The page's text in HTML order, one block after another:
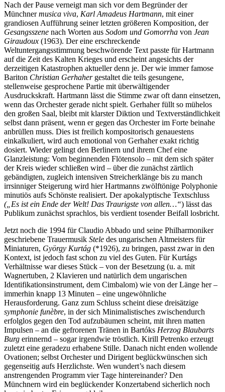
Nach der Pause verneigt man sich vor dem Begründer der
Münchnermusica viva, Karl Amadeus Hartmann, mit einer
grandiosen Aufführung seiner letzten größeren Komposition, der
Gesangsszene nach Worten aus Sodom und Gomorrha von Jean
Giraudoux (1963). Der eine erschreckende
Weltuntergangsstimmung beschwörende Text passte für Hartmann
auf die Zeit des Kalten Krieges und erscheint angesichts der
derzeitigen Katastrophen aktueller denn je. Der wie immer famose
Bariton Christian Gerhahergestaltet die teils gesungene,
stellenweise gesprochene Partie mit überwältigender
Ausdruckskraft. Hartmann lässt die Stimme zwar oft dann einsetzen,
wenn das Orchester gerade nicht spielt. Gerhaher füllt so mühelos
den großen Saal, bleibt mit klarster Diktion und Textverständlichkeit
selbst dann präsent, wenn er gegen das Orchester im Forte beinahe
anbrüllen muss. Dies ist freilich kompositorisch genauestens
einkalkuliert, wird auch emotional von Gerhaher exakt richtig
dosiert. Wieder gelingt den Berlinern und ihrem Chef eine
Glanzleistung: Vom beginnenden Flötensolo – mit dem sich später
der Kreis wieder schließen wird – über die zunächst zärtlich
gebändigten, zugleich intensiven Streicherklänge bis zu manch
irrsinniger Steigerung wird hier Hartmanns zwölftönige Polyphonie
minutiös aufs Schönste realisiert. Der apokalyptische Textschluss
(„Es ist ein Ende der Welt! Das Traurigste von allen…“) lässt das
Publikum zunächst sprachlos, bis verdient tosender Beifall losbricht.
Jetzt noch die 1994 für Claudio Abbado und seine Philharmoniker
geschriebene Trauermusik Stele des ungarischen Altmeisters für
Miniaturen, György Kurtág (*1926), zu bringen, passt zwar in den
Kontext, ist jedoch fast schon zu viel des Guten. Für Kurtágs
Verhältnisse war dieses Stück – von der Besetzung (u. a. mit
Wagnertuben, 2 Klavieren und natürlich dem ungarischen
Identifikationsinstrument, dem Cimbalom) wie von der Länge her –
immerhin knapp 13 Minuten – eine ungewöhnliche
Herausforderung. Ganz zum Schluss scheint diese dreisätzige
symphonie funèbre, in der sich Minimalistisches zwischendurch
erfolglos gegen den Tod aufzubäumen scheint, mit ihren matten
Impulsen – an die gefrorenen Tränen in Bartóks Herzog Blaubarts
Burg erinnernd – sogar irgendwie tröstlich. Kirill Petrenko erzeugt
zuletzt eine geradezu erhabene Stille. Danach nicht enden wollende
Ovationen; selbst Orchester und Dirigent beglückwünschen sich
gegenseitig aufs Herzlichste. Wen wundert’s nach diesem
anstrengenden Programm vier Tage hintereinander? Den
Münchnern wird ein beglückender Konzertabend sicherlich noch